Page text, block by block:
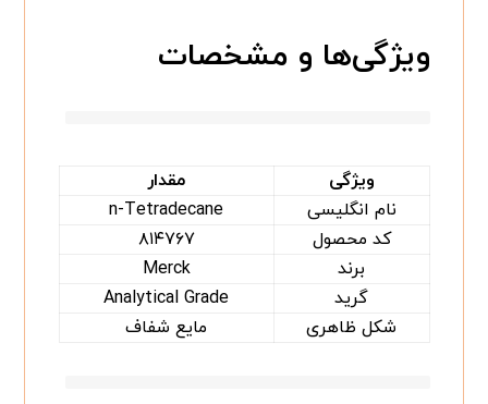
ویژگی‌ها و مشخصات
ویژگی
مقدار
نام انگلیسی
n-Tetradecane
کد محصول
۸۱۴۷۶۷
برند
Merck
گرید
Analytical Grade
شکل ظاهری
مایع شفاف